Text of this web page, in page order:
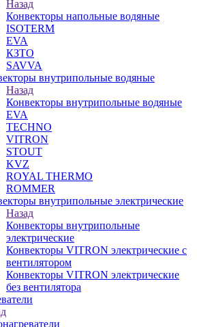
Назад
Конвекторы напольные водяные
ISOTERM
EVA
КЗТО
SAVVA
внутрипольные водяные
Назад
Конвекторы внутрипольные водяные
EVA
TECHNO
VITRON
STOUT
KVZ
ROYAL THERMO
ROMMER
внутрипольные электрические
Назад
Конвекторы внутрипольные
электрические
Конвекторы VITRON электрические с
вентилятором
Конвекторы VITRON электрические
без вентилятора